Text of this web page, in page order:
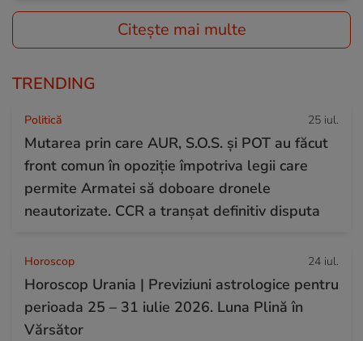
Citește mai multe
TRENDING
Politică 25 iul.
Mutarea prin care AUR, S.O.S. și POT au făcut
front comun în opoziție împotriva legii care
permite Armatei să doboare dronele
neautorizate. CCR a tranșat definitiv disputa
Horoscop 24 iul.
Horoscop Urania | Previziuni astrologice pentru
perioada 25 – 31 iulie 2026. Luna Plină în
Vărsător